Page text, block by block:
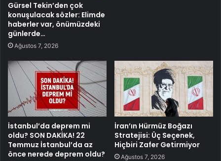
Gürsel Tekin’den çok
konuşulacak sözler: Elimde
haberler var, önümüzdeki
günlerde…
Ağustos 7, 2026
İstanbul’da deprem mi
oldu? SON DAKİKA! 22
Temmuz İstanbul’da az
önce nerede deprem oldu?
İran’ın Hürmüz Boğazı
Stratejisi: Üç Seçenek,
Hiçbiri Zafer Getirmiyor
Ağustos 7, 2026